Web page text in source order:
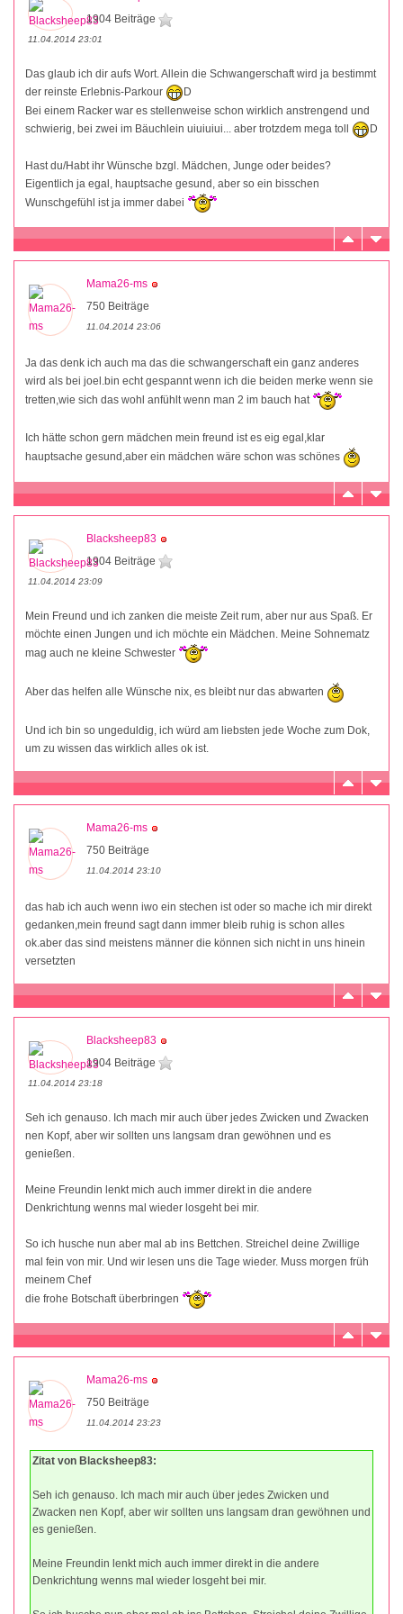
1904 Beiträge
11.04.2014 23:01
Das glaub ich dir aufs Wort. Allein die Schwangerschaft wird ja bestimmt
der reinste Erlebnis-Parkour
D
Bei einem Racker war es stellenweise schon wirklich anstrengend und
schwierig, bei zwei im Bäuchlein uiuiuiui... aber trotzdem mega toll
D
Hast du/Habt ihr Wünsche bzgl. Mädchen, Junge oder beides?
Eigentlich ja egal, hauptsache gesund, aber so ein bisschen
Wunschgefühl ist ja immer dabei
Mama26-ms
750 Beiträge
11.04.2014 23:06
Ja das denk ich auch ma das die schwangerschaft ein ganz anderes
wird als bei joel.bin echt gespannt wenn ich die beiden merke wenn sie
tretten,wie sich das wohl anfühlt wenn man 2 im bauch hat
Ich hätte schon gern mädchen mein freund ist es eig egal,klar
hauptsache gesund,aber ein mädchen wäre schon was schönes
Blacksheep83
1904 Beiträge
11.04.2014 23:09
Mein Freund und ich zanken die meiste Zeit rum, aber nur aus Spaß. Er
möchte einen Jungen und ich möchte ein Mädchen. Meine Sohnematz
mag auch ne kleine Schwester
Aber das helfen alle Wünsche nix, es bleibt nur das abwarten
Und ich bin so ungeduldig, ich würd am liebsten jede Woche zum Dok,
um zu wissen das wirklich alles ok ist.
Mama26-ms
750 Beiträge
11.04.2014 23:10
das hab ich auch wenn iwo ein stechen ist oder so mache ich mir direkt
gedanken,mein freund sagt dann immer bleib ruhig is schon alles
ok.aber das sind meistens männer die können sich nicht in uns hinein
versetzten
Blacksheep83
1904 Beiträge
11.04.2014 23:18
Seh ich genauso. Ich mach mir auch über jedes Zwicken und Zwacken
nen Kopf, aber wir sollten uns langsam dran gewöhnen und es
genießen.
Meine Freundin lenkt mich auch immer direkt in die andere
Denkrichtung wenns mal wieder losgeht bei mir.
So ich husche nun aber mal ab ins Bettchen. Streichel deine Zwillige
mal fein von mir. Und wir lesen uns die Tage wieder. Muss morgen früh
meinem Chef
die frohe Botschaft überbringen
Mama26-ms
750 Beiträge
11.04.2014 23:23
Zitat von Blacksheep83:
Seh ich genauso. Ich mach mir auch über jedes Zwicken und
Zwacken nen Kopf, aber wir sollten uns langsam dran gewöhnen und
es genießen.
Meine Freundin lenkt mich auch immer direkt in die andere
Denkrichtung wenns mal wieder losgeht bei mir.